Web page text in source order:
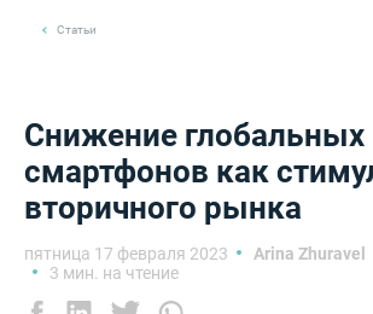
Статьи
Снижение глобальных
смартфонов как
вторичного рынка
пятница 17 февраля 2023
Arina Zhuravel
3 мин. на чтение